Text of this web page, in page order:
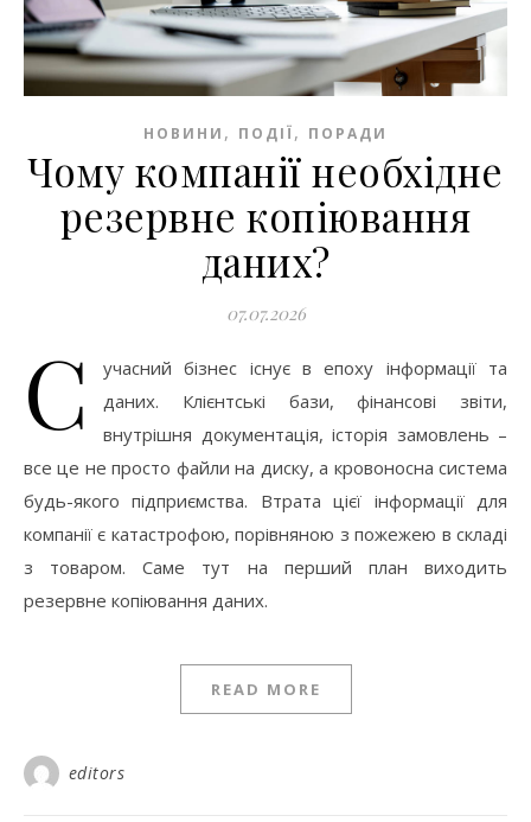
НОВИНИ , ПОДІЇ, ПОРАДИ
Чому компанії необхідне
резервне копіювання
даних?
07.07.2026
С
учасний бізнес існує в епоху інформації та
даних. Клієнтські бази, фінансові звіти,
внутрішня документація, історія замовлень –
все це не просто файли на диску, а кровоносна система
будь-якого підприємства. Втрата цієї інформації для
компанії є катастрофою, порівняною з пожежею в складі
з товаром. Саме тут на перший план виходить
резервне копіювання даних.
READ MORE
editors